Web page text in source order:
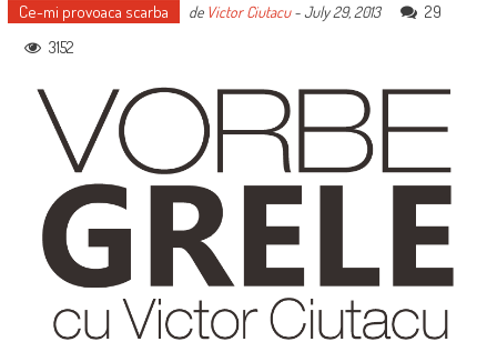
Ce-mi provoaca scarba de Victor Ciutacu-July 29, 2013
29
3152